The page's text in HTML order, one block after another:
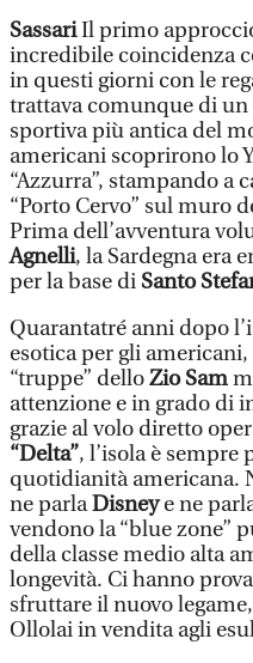
SassariIl primo
incredibile coincidenza
in questi giorni con le
trattava comunque di
sportiva più antica del
americani scoprirono lo
“Azzurra”, stampando
“Porto Cervo” sul muro
Prima dell’avventura
Agnelli, la Sardegna era
per la base di Santo
Quarantatré anni dopo
esotica per gli
“truppe” delloZio Sam
attenzione e in grado di
grazie al volo diretto
“Delta”, l’isola è sempre
quotidianità americana.
ne parlaDisneye ne
vendono la “blue zone”
della classe medio alta
longevità. Ci hanno
sfruttare il nuovo
Ollolai in vendita agli